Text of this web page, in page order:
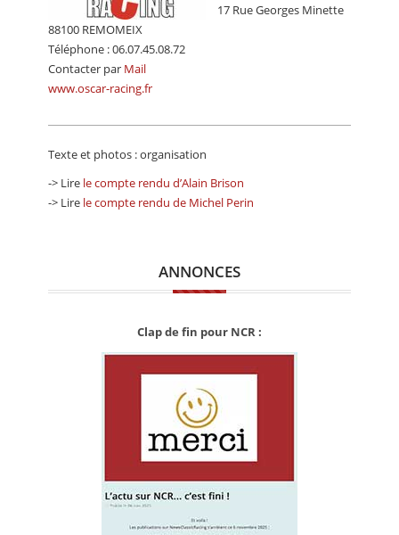
17 Rue Georges Minette
88100 REMOMEIX
Téléphone : 06.07.45.08.72
Contacter par Mail
www.oscar-racing.fr
Texte et photos : organisation
-> Lire le compte rendu d’Alain Brison
-> Lire le compte rendu de Michel Perin
ANNONCES
Clap de fin pour NCR :